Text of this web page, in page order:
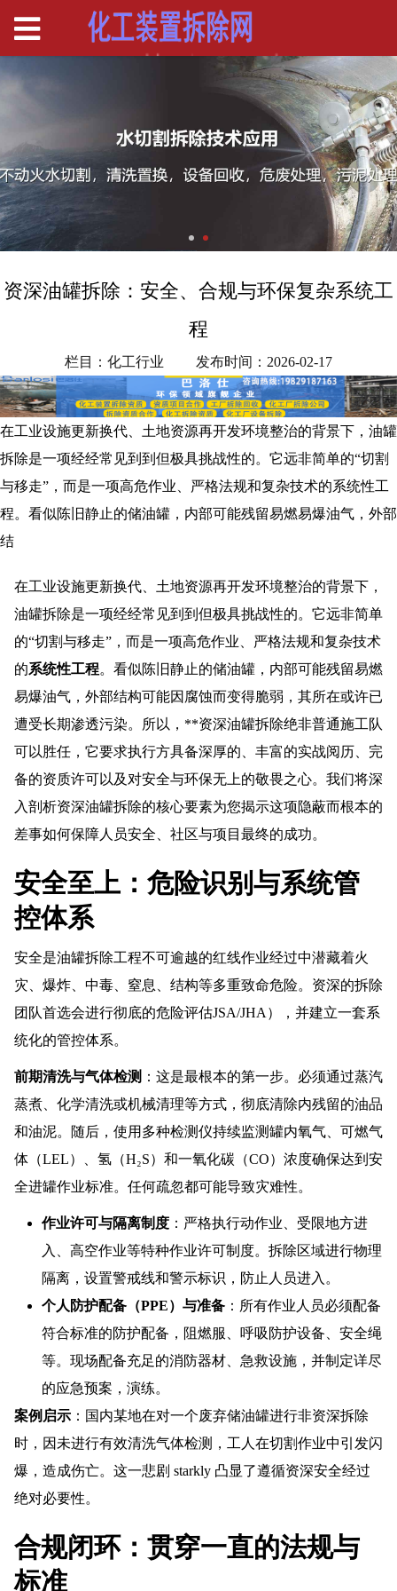
资深油罐拆除：安全、合规与环保复杂系统工
程
栏目：化工行业 发布时间：2026-02-17
在工业设施更新换代、土地资源再开发环境整治的背景下，油罐
拆除是一项经经常见到到但极具挑战性的。它远非简单的“切割
与移走”，而是一项高危作业、严格法规和复杂技术的系统性工
程。看似陈旧静止的储油罐，内部可能残留易燃易爆油气，外部
结
在工业设施更新换代、土地资源再开发环境整治的背景下，
油罐拆除是一项经经常见到到但极具挑战性的。它远非简单
的“切割与移走”，而是一项高危作业、严格法规和复杂技术
的系统性工程。看似陈旧静止的储油罐，内部可能残留易燃
易爆油气，外部结构可能因腐蚀而变得脆弱，其所在或许已
遭受长期渗透污染。所以，**资深油罐拆除绝非普通施工队
可以胜任，它要求执行方具备深厚的、丰富的实战阅历、完
备的资质许可以及对安全与环保无上的敬畏之心。我们将深
入剖析资深油罐拆除的核心要素为您揭示这项隐蔽而根本的
差事如何保障人员安全、社区与项目最终的成功。
安全至上：危险识别与系统管
控体系
安全是油罐拆除工程不可逾越的红线作业经过中潜藏着火
灾、爆炸、中毒、窒息、结构等多重致命危险。资深的拆除
团队首选会进行彻底的危险评估JSA/JHA），并建立一套系
统化的管控体系。
前期清洗与气体检测 ：这是最根本的第一步。必须通过蒸汽
蒸煮、化学清洗或机械清理等方式，彻底清除内残留的油品
和油泥。随后，使用多种检测仪持续监测罐内氧气、可燃气
体（LEL）、氢（H₂S）和一氧化碳（CO）浓度确保达到安
全进罐作业标准。任何疏忽都可能导致灾难性。
作业许可与隔离制度 ：严格执行动作业、受限地方进
入、高空作业等特种作业许可制度。拆除区域进行物理
隔离，设置警戒线和警示标识，防止人员进入。
个人防护配备（PPE）与准备 ：所有作业人员必须配备
符合标准的防护配备，阻燃服、呼吸防护设备、安全绳
等。现场配备充足的消防器材、急救设施，并制定详尽
的应急预案，演练。
案例启示：国内某地在对一个废弃储油罐进行非资深拆除
时，因未进行有效清洗气体检测，工人在切割作业中引发闪
爆，造成伤亡。这一悲剧 starkly 凸显了遵循资深安全经过
绝对必要性。
合规闭环：贯穿一直的法规与
标准